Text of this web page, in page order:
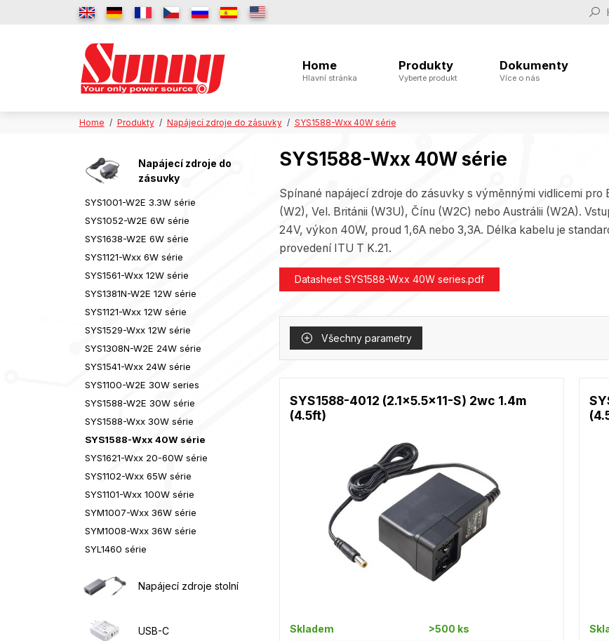
Home
Hlavní stránka
Produkty
Vyberte produkt
Dokumenty
Více o nás
Home Produkty Napájecí zdroje do zásuvky SYS1588-Wxx 40W série
Napájecí zdroje do
zásuvky
SYS1001-W2E 3.3W série
SYS1052-W2E 6W série
SYS1638-W2E 6W série
SYS1121-Wxx 6W série
SYS1561-Wxx 12W série
SYS1381N-W2E 12W série
SYS1121-Wxx 12W série
SYS1529-Wxx 12W série
SYS1308N-W2E 24W série
SYS1541-Wxx 24W série
SYS1100-W2E 30W series
SYS1588-W2E 30W série
SYS1588-Wxx 30W série
SYS1588-Wxx 40W série
SYS1621-Wxx 20-60W série
SYS1102-Wxx 65W série
SYS1101-Wxx 100W série
SYM1007-Wxx 36W série
SYM1008-Wxx 36W série
SYL1460 série
Napájecí zdroje stolní
USB-C
SYS1588-Wxx 40W série
Spínané napájecí zdroje do zásuvky s výměnnými vidlicemi
(W2), Vel. Británii (W3U), Čínu (W2C) nebo Austrálii (W2A).
24V, výkon 40W, proud 1,6A nebo 3,3A. Délka kabelu je
provedení ITU T K.21.
Datasheet SYS1588-Wxx 40W series.pdf
Všechny parametry
SYS1588-4012 (2.1x5.5x11-S) 2wc 1.4m
(4.5ft)
Skladem >500 ks